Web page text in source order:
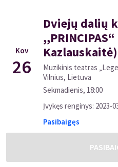
Kov
26
Dviejų dalių
Kazlauskaitė)
Muzikinis teatras
Vilnius, Lietuva
Sekmadienis, 18:00
Įvykęs renginys: 2023-
Pasibaigęs